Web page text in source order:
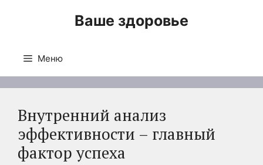
Ваше здоровье
Меню
Внутренний анализ
эффективности – главный
фактор успеха